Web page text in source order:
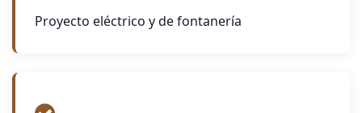
Proyecto eléctrico y de fontanería